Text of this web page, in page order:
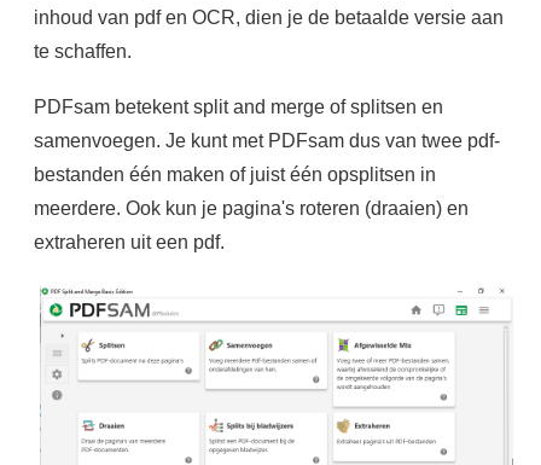
inhoud van pdf en OCR, dien je de betaalde versie aan
te schaffen.
PDFsam betekent split and merge of splitsen en
samenvoegen. Je kunt met PDFsam dus van twee pdf-
bestanden één maken of juist één opsplitsen in
meerdere. Ook kun je pagina's roteren (draaien) en
extraheren uit een pdf.